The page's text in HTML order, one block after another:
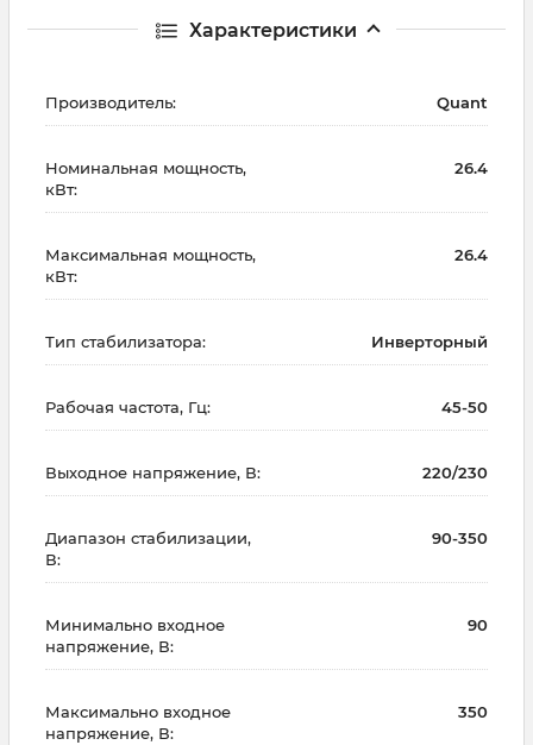
Характеристики
Производитель: Quant
Номинальная мощность,
кВт:
26.4
Максимальная мощность,
кВт:
26.4
Тип стабилизатора: Инверторный
Рабочая частота, Гц: 45-50
Выходное напряжение, В: 220/230
Диапазон стабилизации,
В:
90-350
Минимально входное
напряжение, В:
90
Максимально входное
напряжение, В:
350